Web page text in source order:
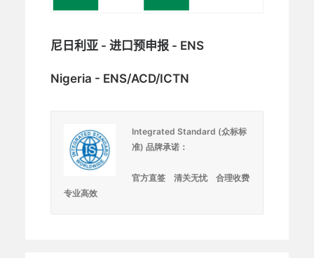
尼日利亚 - 进口预申报 - ENS
Nigeria - ENS/ACD/ICTN
Integrated Standard (众标标
准) 品牌承诺：
官方直签    清关无忧    合理收费